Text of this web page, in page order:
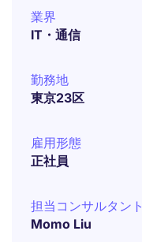
業界
IT・通信
勤務地
東京23区
雇用形態
正社員
担当コンサルタント
Momo Liu